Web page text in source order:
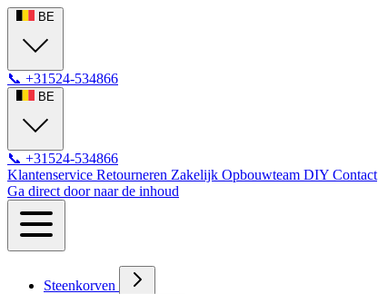
BE
📞 +31524-534866
BE
📞 +31524-534866
Klantenservice Retourneren Zakelijk Opbouwteam DIY Contact
Ga direct door naar de inhoud
Steenkorven